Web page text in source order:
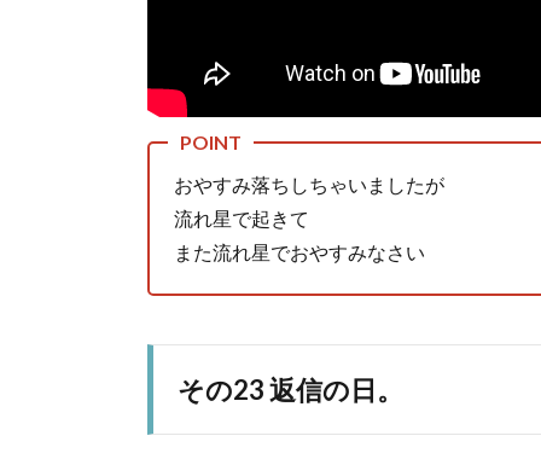
おやすみ落ちしちゃいましたが
流れ星で起きて
また流れ星でおやすみなさい
その23 返信の日。